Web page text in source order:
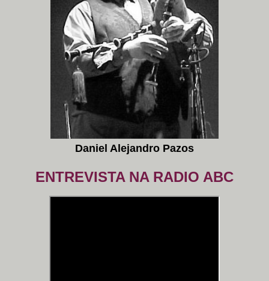
Daniel Alejandro Pazos
ENTREVISTA NA RADIO ABC